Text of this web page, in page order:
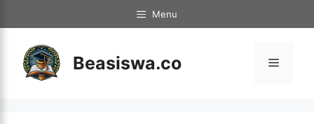
ke
Menu
Beasiswa.co Menu